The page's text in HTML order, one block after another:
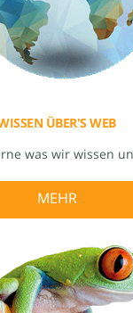
ÜBER'S WEB
was wir wissen
MEHR